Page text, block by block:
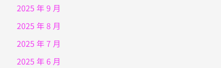
2025 年 9 月
2025 年 8 月
2025 年 7 月
2025 年 6 月